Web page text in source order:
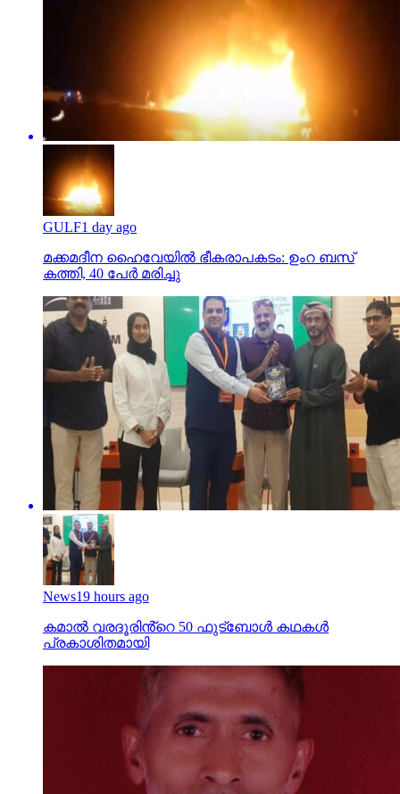
GULF1 day ago
മക്കമദീന ഹൈവേയില്‍ ഭീകരാപകടം: ഉംറ ബസ്
കത്തി, 40 പേര്‍ മരിച്ചു
News19 hours ago
കമാൽ വരദൂരിൻ്റെ 50 ഫുട്ബോൾ കഥകൾ
പ്രകാശിതമായി